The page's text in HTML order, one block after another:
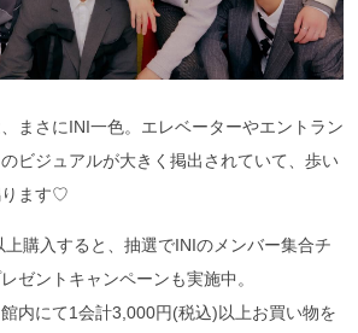
まさにINI一色。エレベーターやエントラン
ビジュアルが大きく掲出されていて、歩い
ります♡
購入すると、抽選でINIのメンバー集合チ
ゼントキャンペーンも実施中。
内にて1会計3,000円(税込)以上お買い物を